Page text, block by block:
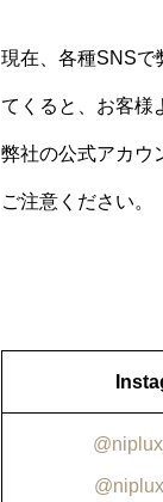
現在、各種SNSで
てくると、お客様
弊社の公式アカウ
ご注意ください。